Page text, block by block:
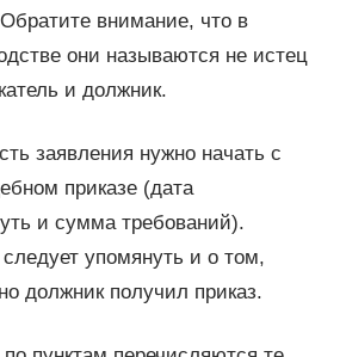
внимание, что в
они называются не истец
и должник.
заявления нужно начать с
приказе (дата
и сумма требований).
упомянуть и о том,
должник получил приказ.